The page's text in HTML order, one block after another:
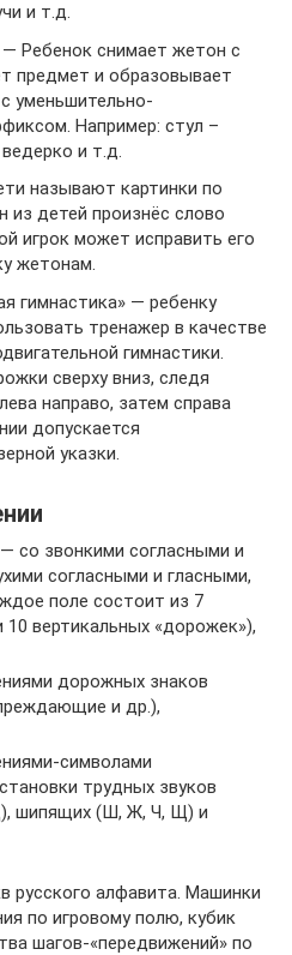
и т.д.
— Ребенок снимает жетон с
предмет и образовывает
уменьшительно-
Например: стул –
и т.д.
называют картинки по
из детей произнёс слово
игрок может исправить его
жетонам.
гимнастика» — ребенку
тренажер в качестве
гимнастики.
сверху вниз, следя
направо, затем справа
допускается
указки.
со звонкими согласными и
согласными и гласными,
поле состоит из 7
10 вертикальных «дорожек»),
дорожных знаков
и др.),
символами
трудных звуков
шипящих (Ш, Ж, Ч, Щ) и
русского алфавита. Машинки
по игровому полю, кубик
шагов-«передвижений» по